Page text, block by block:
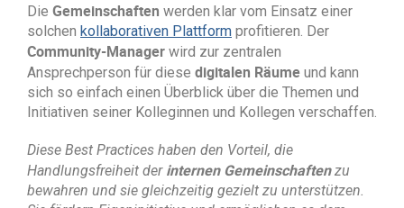
Die Gemeinschaften werden klar vom Einsatz einer
solchen kollaborativen Plattform profitieren. Der
Community-Manager wird zur zentralen
Ansprechperson für diese digitalen Räume und kann
sich so einfach einen Überblick über die Themen und
Initiativen seiner Kolleginnen und Kollegen verschaffen.
Diese Best Practices haben den Vorteil, die
Handlungsfreiheit der internen Gemeinschaftenzu
bewahren und sie gleichzeitig gezielt zu unterstützen.